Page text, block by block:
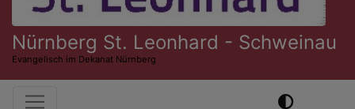
Nürnberg St. Leonhard - Schweinau
Evangelisch im Dekanat Nürnberg
Hauptnavigation